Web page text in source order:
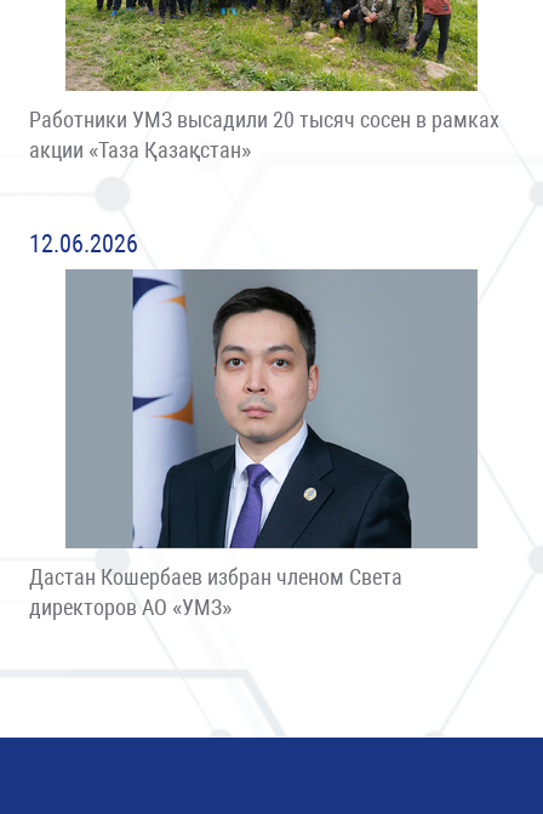
Работники УМЗ высадили 20 тысяч сосен в рамках
акции «Таза Қазақстан»
12.06.2026
Дастан Кошербаев избран членом Света
директоров АО «УМЗ»